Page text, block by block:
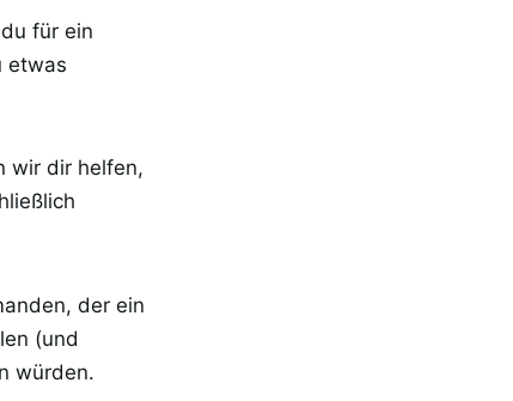
für ein
etwas
wir dir helfen,
der ein
(und
würden.